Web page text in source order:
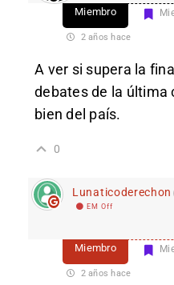
Miembro
2 años hace
A ver si supera la
debates de la última
bien del país.
0
Lunaticoderechon
EM Off
Miembro
2 años hace